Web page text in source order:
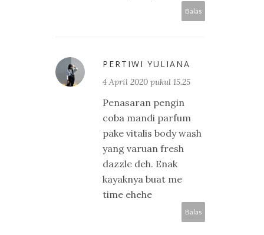
Balas
PERTIWI YULIANA
4 April 2020 pukul 15.25
Penasaran pengin
coba mandi parfum
pake vitalis body wash
yang varuan fresh
dazzle deh. Enak
kayaknya buat me
time ehehe
Balas